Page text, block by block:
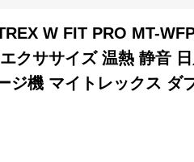
W FIT PRO MT-
クササイズ 温熱 静音
ジ機 マイトレックス ダ